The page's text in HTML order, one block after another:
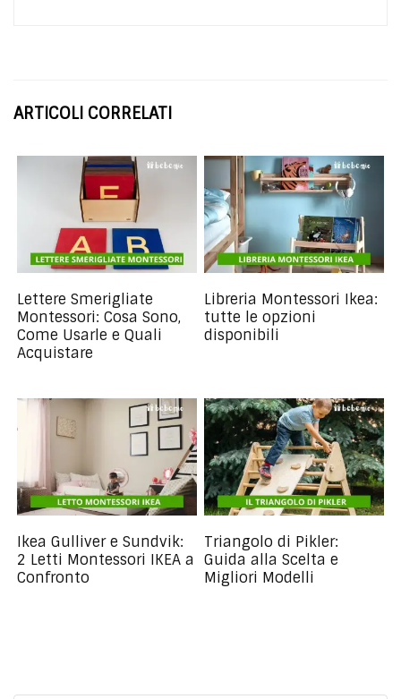
ARTICOLI CORRELATI
Lettere Smerigliate
Montessori: Cosa Sono,
Come Usarle e Quali
Acquistare
Libreria Montessori Ikea:
tutte le opzioni
disponibili
Ikea Gulliver e Sundvik:
2 Letti Montessori IKEA a
Confronto
Triangolo di Pikler:
Guida alla Scelta e
Migliori Modelli